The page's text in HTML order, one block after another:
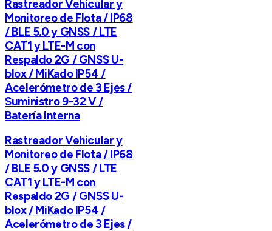
Rastreador Vehicular y
Monitoreo de Flota / IP68
/ BLE 5.0 y GNSS / LTE
CAT1 y LTE-M con
Respaldo 2G / GNSS U-
blox / MiKado IP54 /
Acelerómetro de 3 Ejes /
Suministro 9-32 V /
Batería Interna
Rastreador Vehicular y
Monitoreo de Flota / IP68
/ BLE 5.0 y GNSS / LTE
CAT1 y LTE-M con
Respaldo 2G / GNSS U-
blox / MiKado IP54 /
Acelerómetro de 3 Ejes /